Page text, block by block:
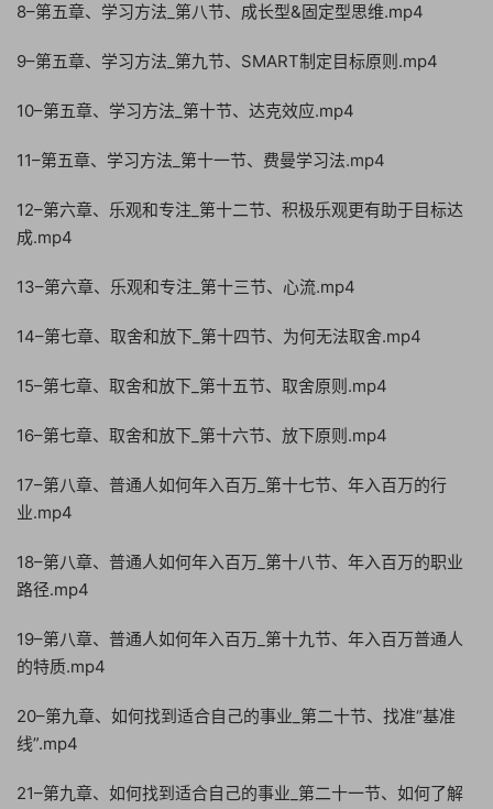
8–第五章、学习方法_第八节、成长型&固定型思维.mp4
9–第五章、学习方法_第九节、SMART制定目标原则.mp4
10–第五章、学习方法_第十节、达克效应.mp4
11–第五章、学习方法_第十一节、费曼学习法.mp4
12–第六章、乐观和专注_第十二节、积极乐观更有助于目标达
成.mp4
13–第六章、乐观和专注_第十三节、心流.mp4
14–第七章、取舍和放下_第十四节、为何无法取舍.mp4
15–第七章、取舍和放下_第十五节、取舍原则.mp4
16–第七章、取舍和放下_第十六节、放下原则.mp4
17–第八章、普通人如何年入百万_第十七节、年入百万的行
业.mp4
18–第八章、普通人如何年入百万_第十八节、年入百万的职业
路径.mp4
19–第八章、普通人如何年入百万_第十九节、年入百万普通人
的特质.mp4
20–第九章、如何找到适合自己的事业_第二十节、找准“基准
线”.mp4
21–第九章、如何找到适合自己的事业_第二十一节、如何了解